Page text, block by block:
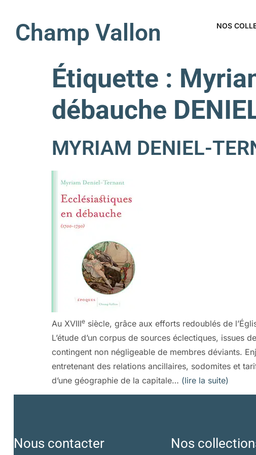
Champ Vallon NOS
Étiquette :
débauche
MYRIAM DENIEL-
Au XVIIIe siècle, grâce aux efforts redoublés de
L’étude d’un corpus de sources éclectiques, issues
contingent non négligeable de membres déviants.
entretenant des relations ancillaires, sodomites et
d’une géographie de la capitale… (lire la suite)
Nous contacter Nos